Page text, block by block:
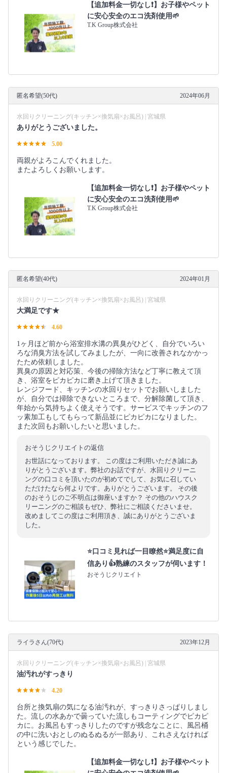
【追加料金一切なし❗️】お子様やペット
に安心安全のエコ洗剤使用🌱
T.K Group株式会社
匿名希望(50代) 2024年06月
水回りクリーニング(キッチン×換気扇×お風呂) | 宮城県
ありがとうございました。
5.00
両親がよろこんでくれました。
またよろしくお願いします。
【追加料金一切なし❗️】お子様やペット
に安心安全のエコ洗剤使用🌱
T.K Group株式会社
匿名希望(40代) 2024年01月
水回りクリーニング(キッチン×換気扇×お風呂) | 宮城県
大満足です★
4.60
1ヶ月ほど前から浴室排水溝の異臭がひどく、自分でいろい
ろな消臭方法を試してみましたが、一向に改善されなかかっ
たため依頼しました。
異臭の原因と対応策、今後の掃除方法など丁寧に教えて頂
き、浴室をピカピカに磨き上げて頂きました。
レンジフード、キッチンの水回りセットでお願いしました
が、自分では掃除できないところまで、分解除菌して頂き、
年始から気持ちよく使えそうです。サービスでキッチンのフ
ッ素加工もしてもらって新品並にピカピカになりました。
また次回もお願いしたいと思いました。
おそうじクリエイトの返信
お世話になっております。 この度はご利用いただき誠にあ
りがとうございます。弊社のお話ですが、水回りクリーニ
ングの口コミを頂いたのが初めてでして、お気に召してい
ただけたなら何よりです。ありがとうございます。 その後
のおそうじのご不明点は御座いますか？ その他のハウスク
リーニングのご相談もぜひ、弊社にご相談くださいませ。
改めましてこの度はご利用頂き、誠にありがとうございま
した。
⭐口コミ見れば一目瞭然⭐満足度に自
信あり👍熟練のスタッフが伺います！
おそうじクリエイト
ライラさん(70代) 2023年12月
水回りクリーニング(キッチン×換気扇×お風呂) | 宮城県
油汚れがすっきり
4.20
台所と換気扇の気になる油汚れが、すっきりさっぱりしまし
た。流しの水あかで曇っていた流しもコーティングでピカピ
カに。お風呂もすっきりしたのですが残念なことに、風呂桶
の中に洗いおとしのぬるぬるが一部あり、これさえなければ
という感じでした。
【追加料金一切なし❗️】お子様やペット